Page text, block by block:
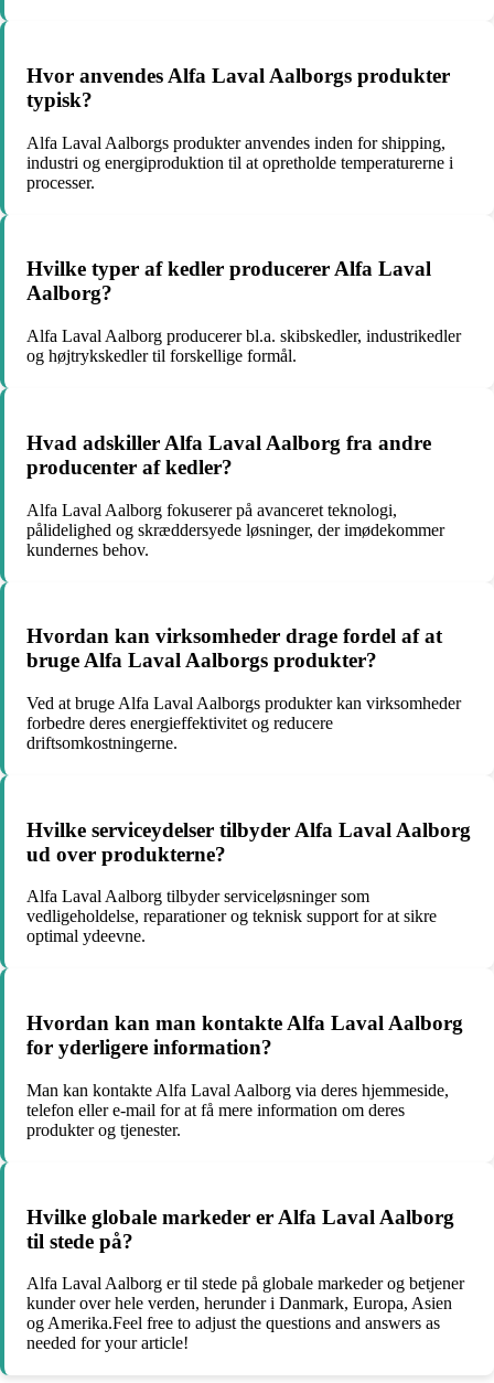
Hvor anvendes Alfa Laval Aalborgs produkter
typisk?
Alfa Laval Aalborgs produkter anvendes inden for shipping,
industri og energiproduktion til at opretholde temperaturerne i
processer.
Hvilke typer af kedler producerer Alfa Laval
Aalborg?
Alfa Laval Aalborg producerer bl.a. skibskedler, industrikedler
og højtrykskedler til forskellige formål.
Hvad adskiller Alfa Laval Aalborg fra andre
producenter af kedler?
Alfa Laval Aalborg fokuserer på avanceret teknologi,
pålidelighed og skræddersyede løsninger, der imødekommer
kundernes behov.
Hvordan kan virksomheder drage fordel af at
bruge Alfa Laval Aalborgs produkter?
Ved at bruge Alfa Laval Aalborgs produkter kan virksomheder
forbedre deres energieffektivitet og reducere
driftsomkostningerne.
Hvilke serviceydelser tilbyder Alfa Laval Aalborg
ud over produkterne?
Alfa Laval Aalborg tilbyder serviceløsninger som
vedligeholdelse, reparationer og teknisk support for at sikre
optimal ydeevne.
Hvordan kan man kontakte Alfa Laval Aalborg
for yderligere information?
Man kan kontakte Alfa Laval Aalborg via deres hjemmeside,
telefon eller e-mail for at få mere information om deres
produkter og tjenester.
Hvilke globale markeder er Alfa Laval Aalborg
til stede på?
Alfa Laval Aalborg er til stede på globale markeder og betjener
kunder over hele verden, herunder i Danmark, Europa, Asien
og Amerika.Feel free to adjust the questions and answers as
needed for your article!